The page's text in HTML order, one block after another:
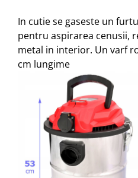
In cutie se gaseste un
pentru aspirarea cenusii,
metal in interior. Un varf
cm lungime